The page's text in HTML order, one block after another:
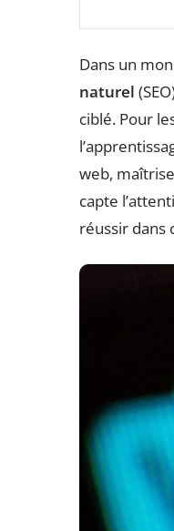
Dans un
naturel
ciblé. Pour
web,
capte
réussir dans